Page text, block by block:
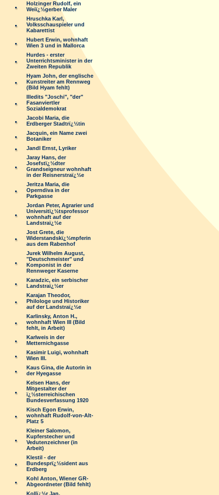
Holzinger Rudolf, ein
Weiï¿½gerber Maler
Hruschka Karl,
Volksschauspieler und
Kabarettist
Hubert Erwin, wohnhaft
Wien 3 und in Mallorca
Hurdes - erster
Unterrichtsminister in der
Zweiten Republik
Hyam John, der englische
Kunstreiter am Rennweg
(Bild Hyam fehlt)
Illedits "Joschi", "der"
Fasanviertler
Sozialdemokrat
Jacobi Maria, die
Erdberger Stadtrï¿½tin
Jacquin, ein Name zwei
Botaniker
Jandl Ernst, Lyriker
Jaray Hans, der
Josefstï¿½dter
Grandseigneur wohnhaft
in der Reisnerstraï¿½e
Jeritza Maria, die
Operndiva in der
Parkgasse
Jordan Peter, Agrarier und
Universitï¿½tsprofessor
wohnhaft auf der
Landstraï¿½e
Jost Grete, die
Widerstandskï¿½mpferin
aus dem Rabenhof
Jurek Wilhelm August,
"Deutschmeister" und
Komponist in der
Rennweger Kaserne
Karadzic, ein serbischer
Landstraï¿½er
Karajan Theodor,
Philologe und Historiker
auf der Landstraï¿½e
Karlinsky, Anton H.,
wohnhaft Wien III (Bild
fehlt, in Arbeit)
Karlweis in der
Metternichgasse
Kasimir Luigi, wohnhaft
Wien III.
Kaus Gina, die Autorin in
der Hyegasse
Kelsen Hans, der
Mitgestalter der
ï¿½sterreichischen
Bundesverfassung 1920
Kisch Egon Erwin,
wohnhaft Rudolf-von-Alt-
Platz 5
Kleiner Salomon,
Kupferstecher und
Vedutenzeichner (in
Arbeit)
Klestil - der
Bundesprï¿½sident aus
Erdberg
Kohl Anton, Wiener GR-
Abgeordneter (Bild fehlt)
Kollï¿½r Jan,